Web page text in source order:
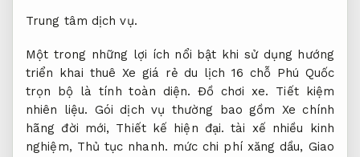
Trung tâm dịch vụ.
Một trong những lợi ích nổi bật khi sử dụng hướng
triển khai thuê Xe giá rẻ du lịch 16 chỗ Phú Quốc
trọn bộ là tính toàn diện.Đồ chơi xe.
Tiết kiệm
nhiên liệu. Gói dịch vụ thường bao gồm Xe chính
hãng đời mới, Thiết kế hiện đại. tài xế nhiều kinh
nghiệm, Thủ tục nhanh. mức chi phí xăng dầu, Giao